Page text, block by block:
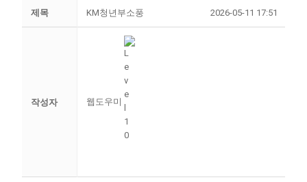
제목 KM청년부소풍 2026-05-11 17:51
작성자 웹도우미